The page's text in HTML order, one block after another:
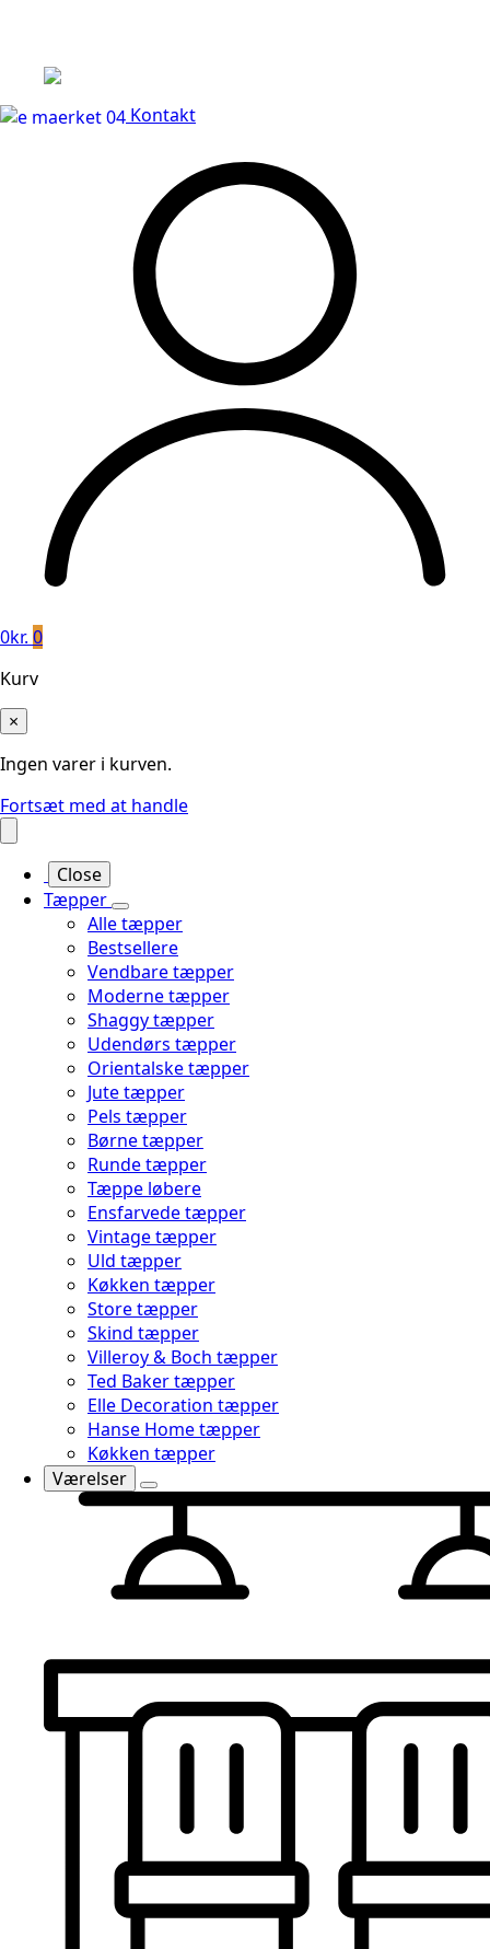
Kontakt
0kr. 0
Kurv
×
Ingen varer i kurven.
Fortsæt med at handle
Close
Tæpper
Alle tæpper
Bestsellere
Vendbare tæpper
Moderne tæpper
Shaggy tæpper
Udendørs tæpper
Orientalske tæpper
Jute tæpper
Pels tæpper
Børne tæpper
Runde tæpper
Tæppe løbere
Ensfarvede tæpper
Vintage tæpper
Uld tæpper
Køkken tæpper
Store tæpper
Skind tæpper
Villeroy & Boch tæpper
Ted Baker tæpper
Elle Decoration tæpper
Hanse Home tæpper
Køkken tæpper
Værelser